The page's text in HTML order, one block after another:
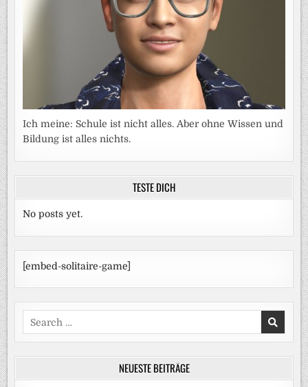
Ich meine: Schule ist nicht alles. Aber ohne Wissen und
Bildung ist alles nichts.
TESTE DICH
No posts yet.
[embed-solitaire-game]
Search
for:
NEUESTE BEITRÄGE